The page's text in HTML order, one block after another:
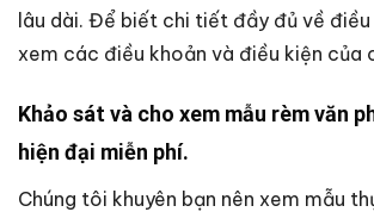
lâu dài. Để biết chi tiết đầy đủ về điều
xem các điều khoản và điều kiện của
Khảo sát và cho xem mẫu rèm văn
hiện đại miễn phí.
Chúng tôi khuyên bạn nên xem mẫu